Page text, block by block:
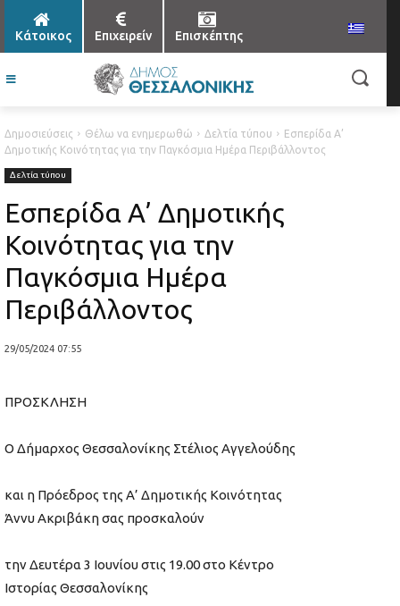
Κάτοικος Επιχειρείν Επισκέπτης
Δημοσιεύσεις Θέλω να ενημερωθώ Δελτία τύπου
Εσπερίδα Α’
Δημοτικής Κοινότητας για την Παγκόσμια Ημέρα Περιβάλλοντος
Δελτία τύπου
Εσπερίδα Α’ Δημοτικής
Κοινότητας για την
Παγκόσμια Ημέρα
Περιβάλλοντος
29/05/2024 07:55
ΠΡΟΣΚΛΗΣΗ
Ο Δήμαρχος Θεσσαλονίκης Στέλιος Αγγελούδης
και η Πρόεδρος της Α’ Δημοτικής Κοινότητας
Άννυ Ακριβάκη σας προσκαλούν
την Δευτέρα 3 Ιουνίου στις 19.00 στο Κέντρο
Ιστορίας Θεσσαλονίκης